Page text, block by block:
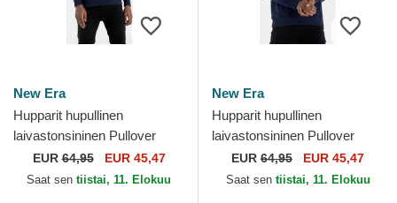
New Era
Hupparit hupullinen
laivastonsininen Pullover
Hoody New Orleans Pelicans
NBA New Era
EUR64,95 EUR 45,47
Saat sen tiistai, 11. Elokuu
New Era
Hupparit hupullinen
laivastonsininen Pullover
Hoody Denver Nuggets NBA
New Era
EUR 64,95 EUR 45,47
Saat sen tiistai, 11. Elokuu